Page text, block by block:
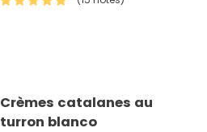
Crèmes catalanes au
turron blanco